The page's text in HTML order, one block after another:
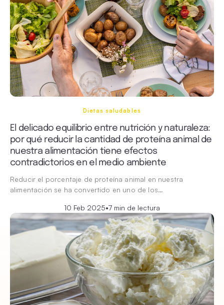
Dietas saludables
El delicado equilibrio entre nutrición y naturaleza:
por qué reducir la cantidad de proteína animal de
nuestra alimentación tiene efectos
contradictorios en el medio ambiente
Reducir el porcentaje de proteína animal en nuestra
alimentación se ha convertido en uno de los…
10 Feb 2025•7 min de lectura